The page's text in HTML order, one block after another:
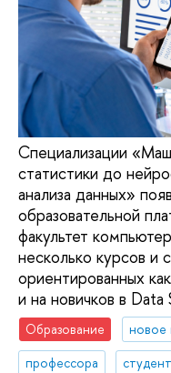
Специализации
статистики до
анализа данных»
образовательной
факультет
несколько курсов и
ориентированных
и на новичков в Data
Образование
профессора